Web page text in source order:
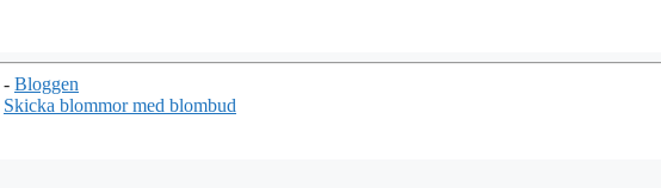
- Bloggen
Skicka blommor med blombud